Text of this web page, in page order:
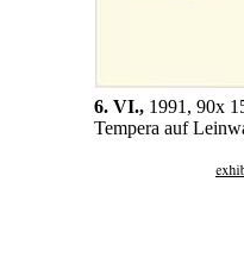
6. VI., 1991, 90x
Tempera auf